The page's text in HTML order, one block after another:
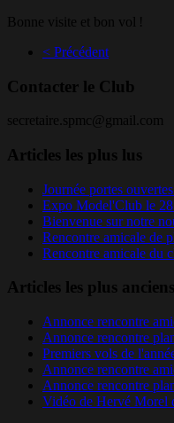
Bonne visite et bon vol !
< Précédent
Contacter le Club
secretaire.spmc@gmail.com
Articles les plus lus
Journée portes
Expo Model'Club le
Bienvenue sur notre
Rencontre amicale de
Rencontre amicale du
Articles les plus anciens
Annonce rencontre
Annonce rencontre
Premiers vols de
Annonce rencontre
Annonce rencontre
Vidéo de Hervé Morel